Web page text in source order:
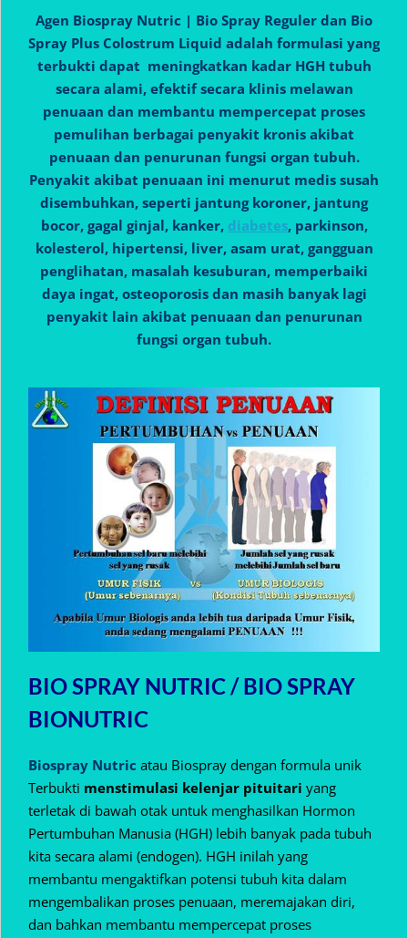
Agen Biospray Nutric | Bio Spray Reguler dan Bio
Spray Plus Colostrum Liquid adalah formulasi yang
terbukti dapat meningkatkan kadar HGH tubuh
secara alami, efektif secara klinis melawan
penuaan dan membantu mempercepat proses
pemulihan berbagai penyakit kronis akibat
penuaan dan penurunan fungsi organ tubuh.
Penyakit akibat penuaan ini menurut medis susah
disembuhkan, seperti jantung koroner, jantung
bocor, gagal ginjal, kanker, diabetes, parkinson,
kolesterol, hipertensi, liver, asam urat, gangguan
penglihatan, masalah kesuburan, memperbaiki
daya ingat, osteoporosis dan masih banyak lagi
penyakit lain akibat penuaan dan penurunan
fungsi organ tubuh.
BIO SPRAY NUTRIC / BIO SPRAY
BIONUTRIC
Biospray Nutric atau Biospray dengan formula unik
Terbukti menstimulasi kelenjar pituitari yang
terletak di bawah otak untuk menghasilkan Hormon
Pertumbuhan Manusia (HGH) lebih banyak pada tubuh
kita secara alami (endogen). HGH inilah yang
membantu mengaktifkan potensi tubuh kita dalam
mengembalikan proses penuaan, meremajakan diri,
dan bahkan membantu mempercepat proses